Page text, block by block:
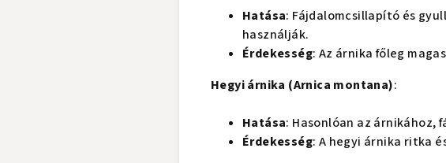
Hatása: Fájdalomcsillapító és
használják.
Érdekesség: Az árnika főleg
Hegyi árnika (Arnica montana):
Hatása: Hasonlóan az
Érdekesség: A hegyi árnika ritka